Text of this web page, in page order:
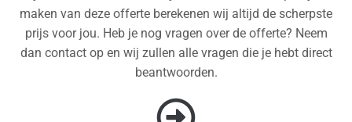
maken van deze offerte berekenen wij altijd de scherpste
prijs voor jou. Heb je nog vragen over de offerte? Neem
dan contact op en wij zullen alle vragen die je hebt direct
beantwoorden.